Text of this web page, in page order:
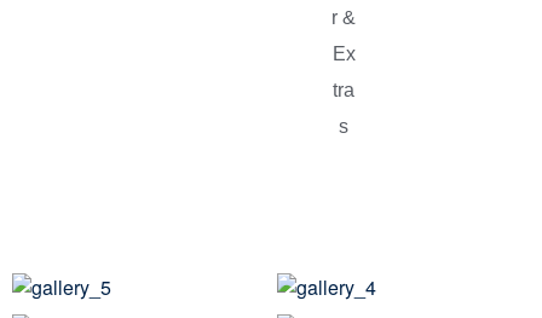
r &
Ex
tra
s